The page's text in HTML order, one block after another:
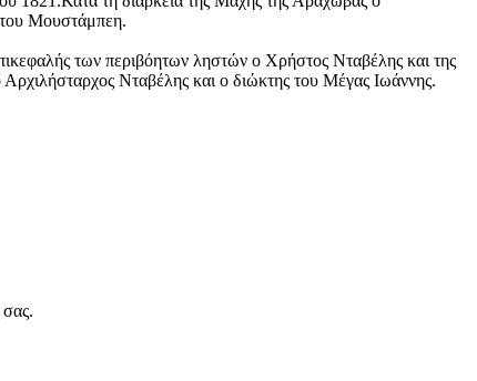
του Μουστάμπεη.
των περιβόητων ληστών ο Χρήστος Νταβέλης και της
Νταβέλης και ο διώκτης του Μέγας Ιωάννης.
σας.